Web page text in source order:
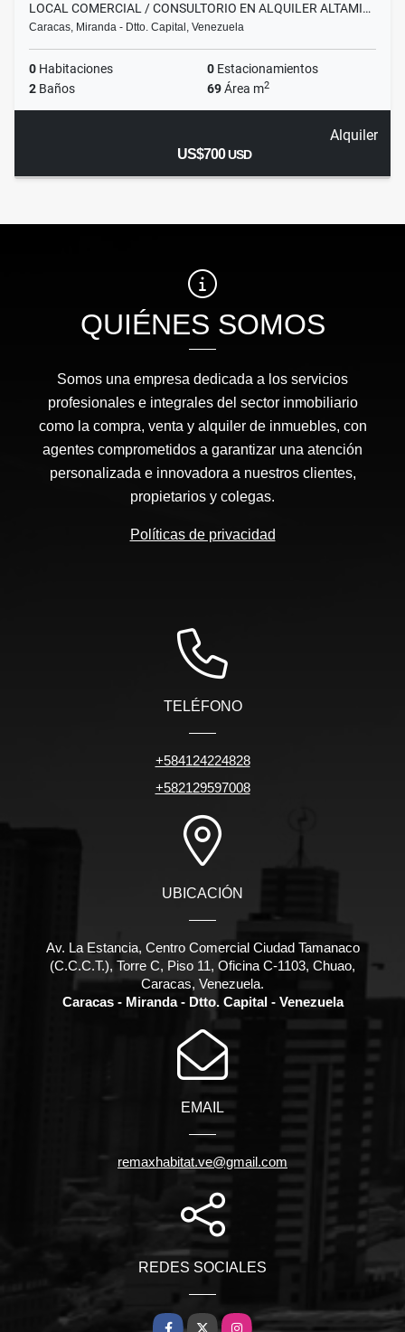
LOCAL COMERCIAL / CONSULTORIO EN ALQUILER ALTAMI…
Caracas, Miranda - Dtto. Capital, Venezuela
0 Habitaciones 0 Estacionamientos
2 Baños 69Área m2
Alquiler
US$700USD
QUIÉNES SOMOS
Somos una empresa dedicada a los servicios
profesionales e integrales del sector inmobiliario
como la compra, venta y alquiler de inmuebles, con
agentes comprometidos a garantizar una atención
personalizada e innovadora a nuestros clientes,
propietarios y colegas.
Políticas de privacidad
TELÉFONO
+584124224828
+582129597008
UBICACIÓN
Av. La Estancia, Centro Comercial Ciudad Tamanaco
(C.C.C.T.), Torre C, Piso 11, Oficina C-1103, Chuao,
Caracas, Venezuela.
Caracas - Miranda - Dtto. Capital - Venezuela
EMAIL
remaxhabitat.ve@gmail.com
REDES SOCIALES
Facebook
X Instagram